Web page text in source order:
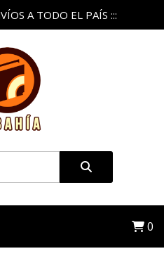
A TODO EL PAÍS :::
0